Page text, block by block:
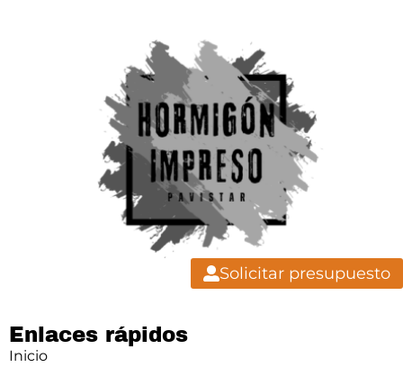
Solicitar presupuesto
Enlaces rápidos
Inicio